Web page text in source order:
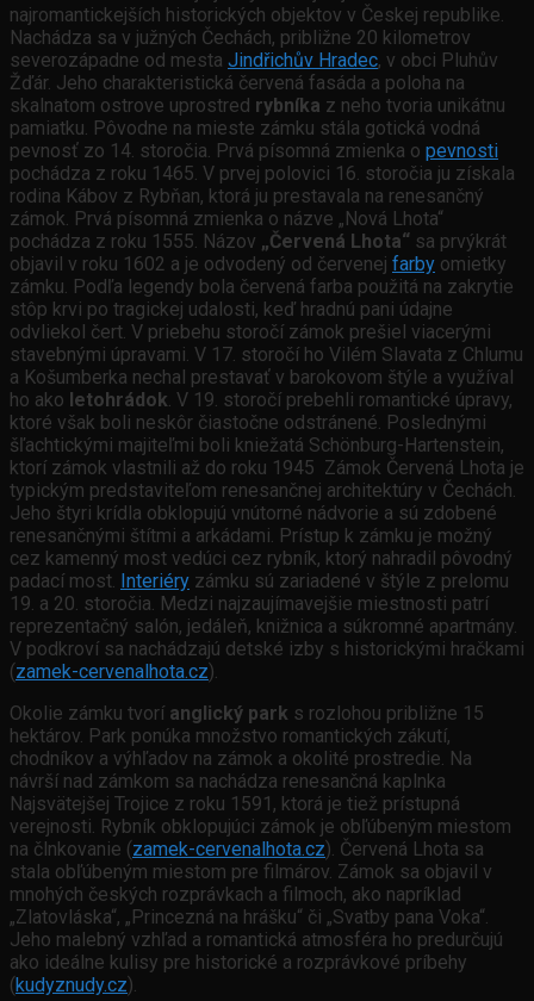
najromantickejších historických objektov v Českej republike.
Nachádza sa v južných Čechách, približne 20 kilometrov
severozápadne od mesta Jindřichův Hradec, v obci Pluhův
Žďár. Jeho charakteristická červená fasáda a poloha na
skalnatom ostrove uprostred rybníka z neho tvoria unikátnu
pamiatku. Pôvodne na mieste zámku stála gotická vodná
pevnosť zo 14. storočia. Prvá písomná zmienka o pevnosti
pochádza z roku 1465. V prvej polovici 16. storočia ju získala
rodina Kábov z Rybňan, ktorá ju prestavala na renesančný
zámok. Prvá písomná zmienka o názve „Nová Lhota“
pochádza z roku 1555. Názov „Červená Lhota“ sa prvýkrát
objavil v roku 1602 a je odvodený od červenej farby omietky
zámku. Podľa legendy bola červená farba použitá na zakrytie
stôp krvi po tragickej udalosti, keď hradnú pani údajne
odvliekol čert. V priebehu storočí zámok prešiel viacerými
stavebnými úpravami. V 17. storočí ho Vilém Slavata z Chlumu
a Košumberka nechal prestavať v barokovom štýle a využíval
ho ako letohrádok. V 19. storočí prebehli romantické úpravy,
ktoré však boli neskôr čiastočne odstránené. Poslednými
šľachtickými majiteľmi boli kniežatá Schönburg-Hartenstein,
ktorí zámok vlastnili až do roku 1945 Zámok Červená Lhota je
typickým predstaviteľom renesančnej architektúry v Čechách.
Jeho štyri krídla obklopujú vnútorné nádvorie a sú zdobené
renesančnými štítmi a arkádami. Prístup k zámku je možný
cez kamenný most vedúci cez rybník, ktorý nahradil pôvodný
padací most. Interiéry zámku sú zariadené v štýle z prelomu
19. a 20. storočia. Medzi najzaujímavejšie miestnosti patrí
reprezentačný salón, jedáleň, knižnica a súkromné apartmány.
V podkroví sa nachádzajú detské izby s historickými hračkami
(zamek-cervenalhota.cz).
Okolie zámku tvorí anglický park s rozlohou približne 15
hektárov. Park ponúka množstvo romantických zákutí,
chodníkov a výhľadov na zámok a okolité prostredie. Na
návrší nad zámkom sa nachádza renesančná kaplnka
Najsvätejšej Trojice z roku 1591, ktorá je tiež prístupná
verejnosti. Rybník obklopujúci zámok je obľúbeným miestom
na člnkovanie (zamek-cervenalhota.cz). Červená Lhota sa
stala obľúbeným miestom pre filmárov. Zámok sa objavil v
mnohých českých rozprávkach a filmoch, ako napríklad
„Zlatovláska“, „Princezná na hrášku“ či „Svatby pana Voka“.
Jeho malebný vzhľad a romantická atmosféra ho predurčujú
ako ideálne kulisy pre historické a rozprávkové príbehy
(kudyznudy.cz).